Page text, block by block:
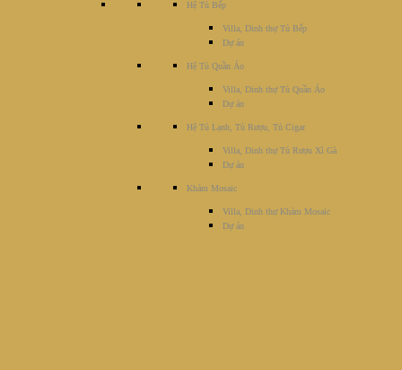
Hệ Tủ Bếp
Villa, Dinh thự Tủ Bếp
Dự án
Hệ Tủ Quần Áo
Villa, Dinh thự Tủ Quần Áo
Dự án
Hệ Tủ Lạnh, Tủ Rượu, Tủ Cigar
Villa, Dinh thự Tủ Rượu Xì Gà
Dự án
Khảm Mosaic
Villa, Dinh thự Khảm Mosaic
Dự án